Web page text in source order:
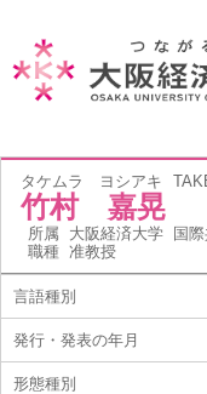
タケムラ ヨシアキ
竹村 嘉晃
所属 大阪経済大学 国
職種 准教授
言語種別
発行・発表の年月
形態種別